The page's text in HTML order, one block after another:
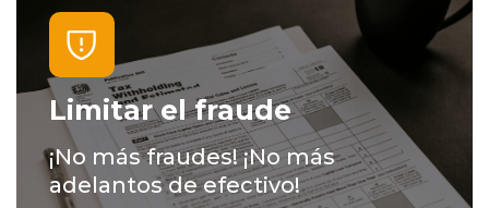
Limitar el fraude
¡No más fraudes! ¡No más
adelantos de efectivo!